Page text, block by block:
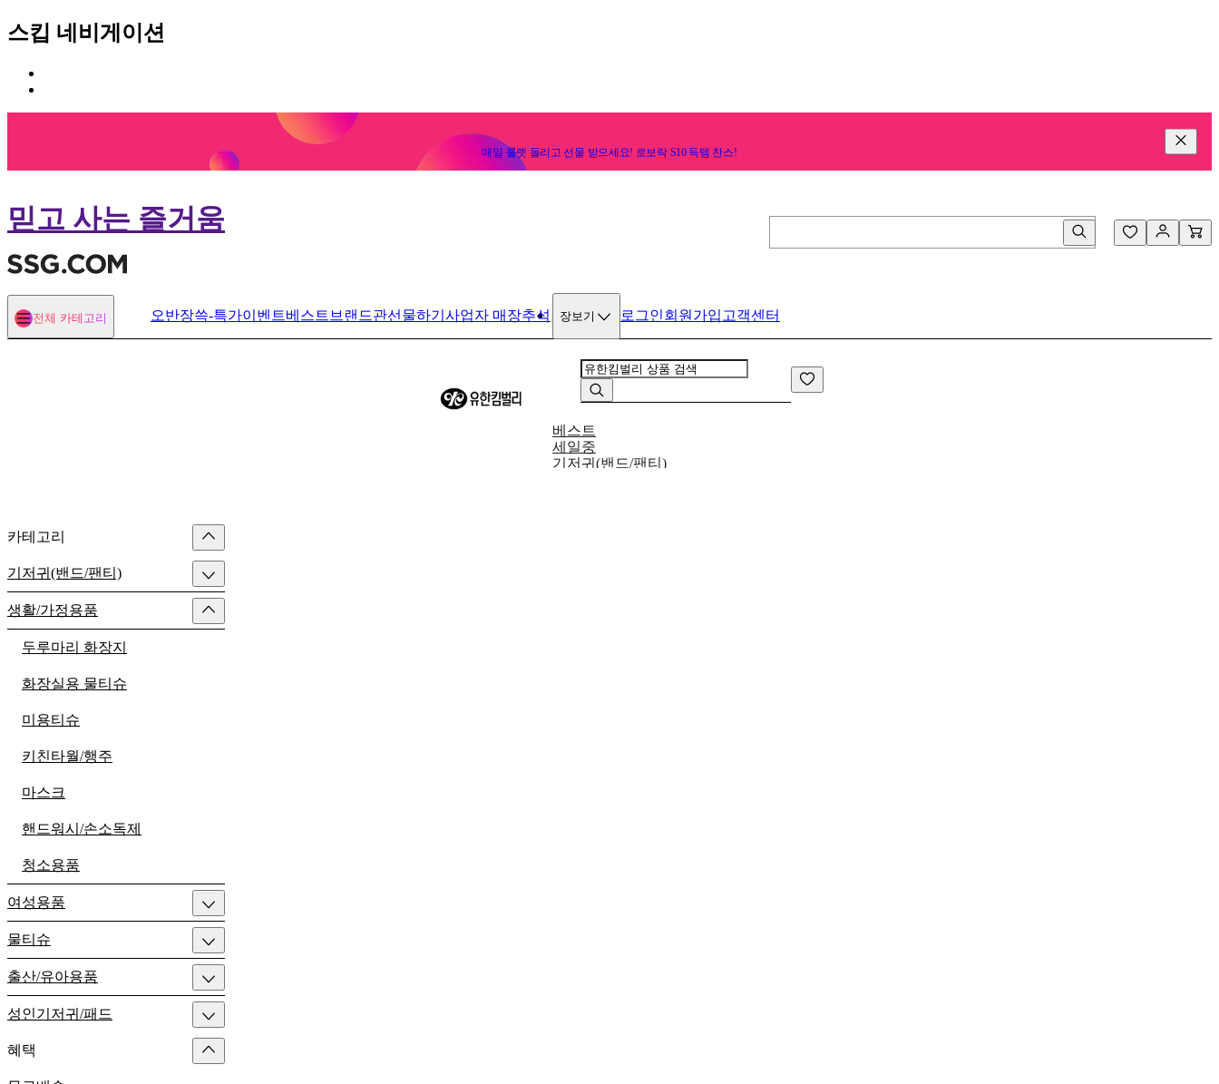
스킵 네비게이션
고
뉴
로
가
문
가
매일 룰렛 돌리고 선물 받으세요! 로보락 S10 득템 찬스!
믿고 사는 즐거움
전체 카테고리 오반장쓱-특가이벤트베스트 브랜드관선물하기 사업자 매장추석 장보기 로그인회원가입 고객센터
베스트
세일중
기저귀(밴드/팬티)
카테고리
기저귀(밴드/팬티)
생활/가정용품
두루마리 화장지
화장실용 물티슈
미용티슈
키친타월/행주
마스크
핸드워시/손소독제
청소용품
여성용품
물티슈
출산/유아용품
성인기저귀/패드
혜택